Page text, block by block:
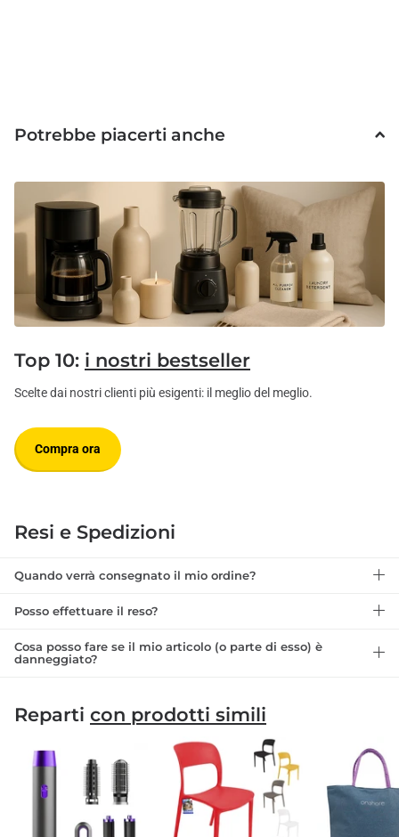
Potrebbe piacerti anche
Top 10: i nostri bestseller
Scelte dai nostri clienti più esigenti: il meglio del meglio.
Compra ora
Resi e Spedizioni
Quando verrà consegnato il mio ordine?
Posso effettuare il reso?
Cosa posso fare se il mio articolo (o parte di esso) è
danneggiato?
Reparti con prodotti simili